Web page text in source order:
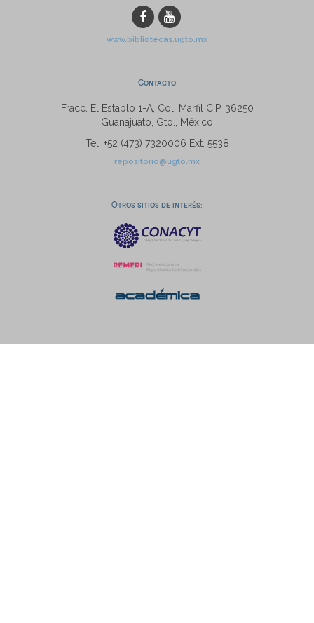
www.bibliotecas.ugto.mx
Contacto
Fracc. El Establo 1-A, Col. Marfil C.P. 36250
Guanajuato, Gto., México
Tel: +52 (473) 7320006 Ext. 5538
repositorio@ugto.mx
Otros sitios de interés: